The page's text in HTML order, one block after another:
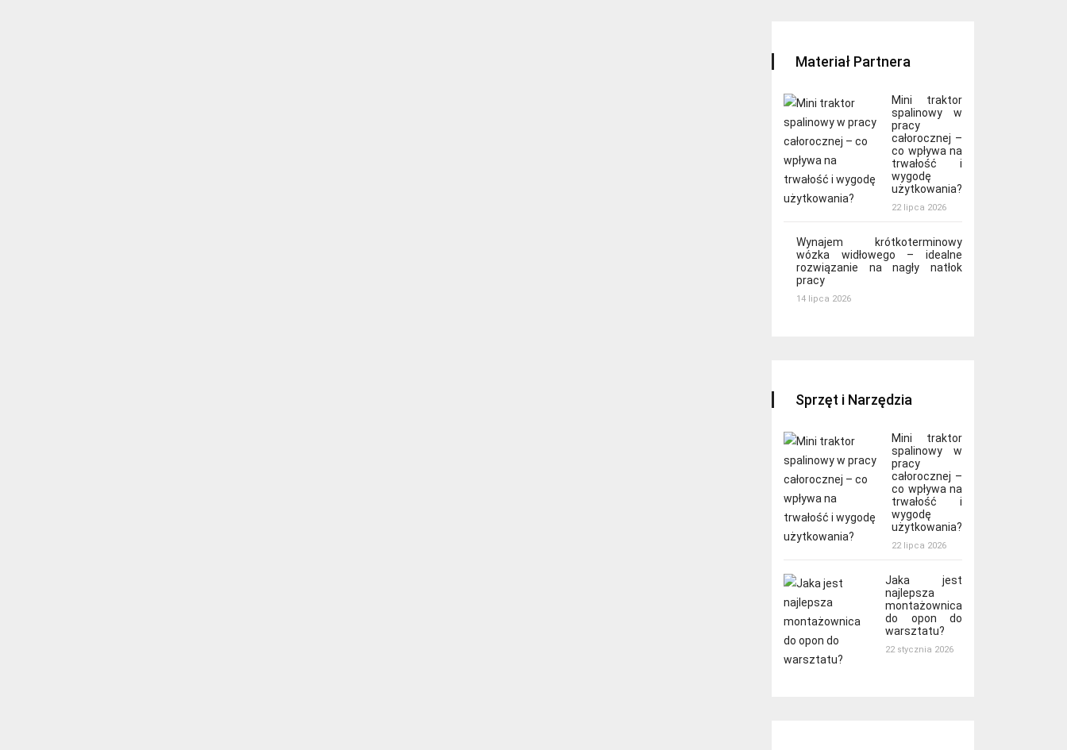
Materiał Partnera
Mini traktor
spalinowy w
pracy
całorocznej –
co wpływa na
trwałość i
wygodę
użytkowania?
22 lipca 2026
Wynajem krótkoterminowy
wózka widłowego – idealne
rozwiązanie na nagły natłok
pracy
14 lipca 2026
Sprzęt i Narzędzia
Mini traktor
spalinowy w
pracy
całorocznej –
co wpływa na
trwałość i
wygodę
użytkowania?
22 lipca 2026
Jaka jest
najlepsza
montażownica
do opon do
warsztatu?
22 stycznia 2026